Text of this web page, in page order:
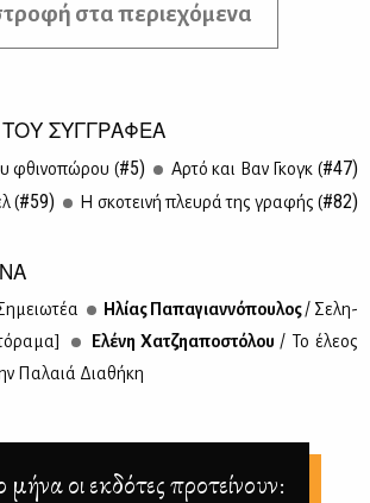
στα περιεχόμενα
ΣΥΓΓΡΑΦΕΑ
φθι­νο­πώ­ρου (#5) Αρ­τό και Βαν Γκογκ (#47)
(#59) Η σκο­τει­νή πλευ­ρά της γρα­φής (#82)
Ηλί­ας Πα­πα­γιαν­νό­που­λος/ Σε­λη­
Ελέ­νη Χα­τζηα­πο­στό­λου / Το έλε­ος
Πα­λαιά Δια­θή­κη
μήνα οι εκδότες προτείνουν: